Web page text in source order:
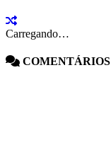
Carregando…
COMENTÁRIOS